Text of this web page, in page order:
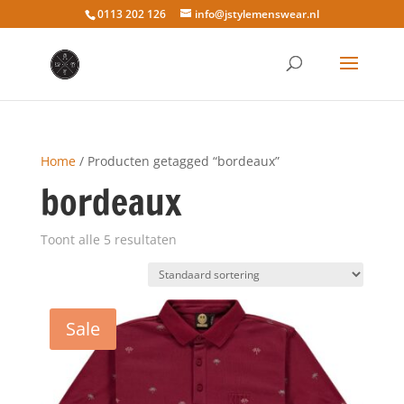
0113 202 126 info@jstylemenswear.nl
Home/ Producten getagged “bordeaux”
bordeaux
Toont alle 5 resultaten
Sale